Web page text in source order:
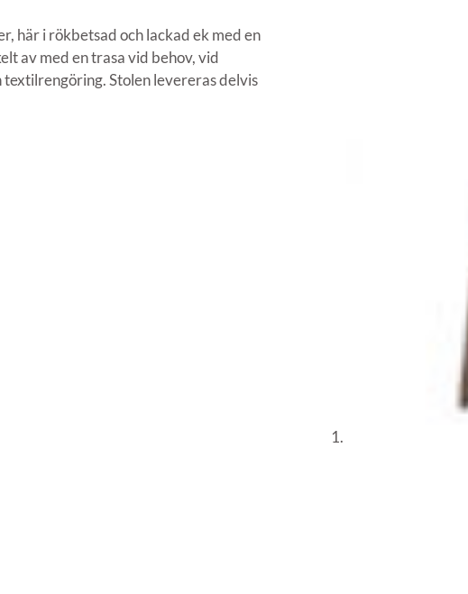
här i rökbetsad och lackad ek med en
av med en trasa vid behov, vid
Stolen levereras delvis